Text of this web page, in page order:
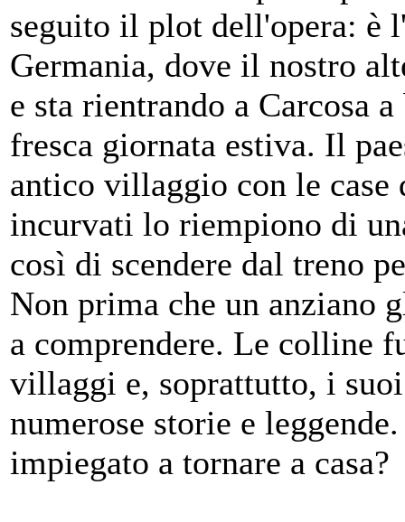
seguito il plot dell'opera: è
Germania, dove il nostro
e sta rientrando a Carcosa
fresca giornata estiva. Il
antico villaggio con le
incurvati lo riempiono di
così di scendere dal treno
Non prima che un anziano
a comprendere. Le colline
villaggi e, soprattutto, i
numerose storie e
impiegato a tornare a casa?